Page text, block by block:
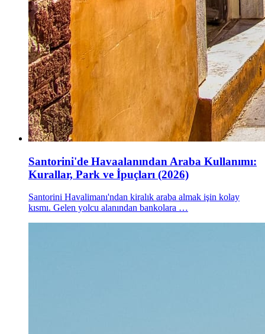
Santorini'de Havaalanından Araba Kullanımı:
Kurallar, Park ve İpuçları (2026)
Santorini Havalimanı'ndan kiralık araba almak işin kolay
kısmı. Gelen yolcu alanından bankolara …